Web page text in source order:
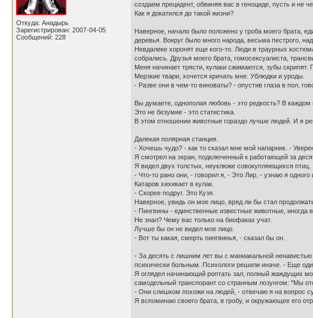
Откуда: Анадырь
Зарегистрирован: 2007-04-05
Сообщений: 228
создаем прецидент, обвиняя вас в геноциде, пусть и не
Как я докатился до такой жизни?
Наверное, начало было положено у гроба моего брата,
деревья. Вокруг было много народа, весьма пестрого,
Невдалеке хоронят еще кого-то. Люди в траурных
собрались. Друзья моего брата, гомосексуалиста,
Меня начинает трясти, кулаки сжимаются, зубы скрипят.
Мерзкие твари, хочется кричать мне. Ублюдки и уроды.
- Разве они в чем-то виноваты? - опустив глаза в пол,
Вы думаете, однополая любовь - это редкость? В каждом
Это не безумие - это статистика.
В этом отношении животные гораздо лучше людей. И я
Далекая полярная станция.
- Хочешь чудо? - как то сказал мне мой напарник. -
Я смотрел на экран, подключенный к работающей за
Я видел двух толстых, неуклюже совокупляющихся птиц.
- Что-то рано они, - говорил я, - Это Лир, - узнаю я одного
Катаров хихикает в кулак.
- Скорее подруг. Это Кузя.
Наверное, увидь он мое лицо, вряд ли бы стал
- Пингвины - единственные известные животные, иногда
Не знал? Чему вас только на биофаках учат.
Лучше бы он не видел мое лицо.
- Вот ты какая, смерть пингвинья, - сказал бы он.
- За десять с лишним лет вы с маниакальной ненавистью
психически больным. Психологи решили иначе. - Еще
Я оглядел начинающий роптать зал, полный жаждущих
самодельный транспорант со странным лозунгом: "Мы
- Они слишком похожи на людей, - отвечаю я на вопрос
Я вспоминаю своего брата, в гробу, и окружающее его